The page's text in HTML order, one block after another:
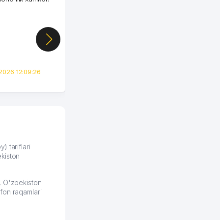
12:09:26
tariflari
O'zbekiston
raqamlari